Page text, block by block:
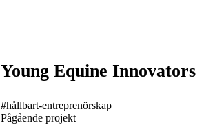
Young Equine Innovators
#hållbart-entreprenörskap
Pågående projekt